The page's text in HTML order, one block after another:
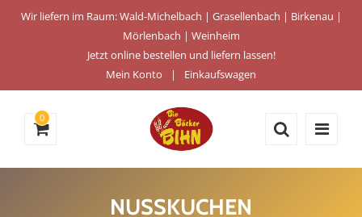
Wir liefern im Raum: Wald-Michelbach | Grasellenbach | Birkenau |
Mörlenbach | Weinheim
Jetzt online bestellen und liefern lassen!
Mein Konto
Einkaufswagen
0
NUSSKUCHEN